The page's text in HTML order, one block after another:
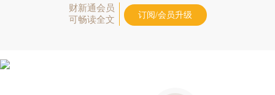
财新通会员
可畅读全文
订阅/会员升级